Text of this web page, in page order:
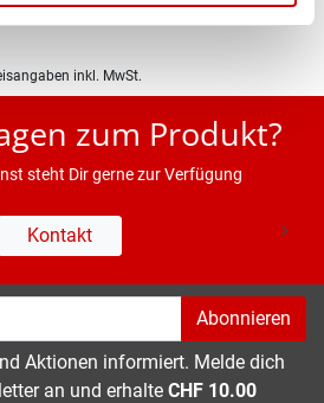
inkl. MwSt.
zum Produkt?
steht Dir gerne zur Verfügung
Kontakt
Abonnieren
Aktionen informiert. Melde dich
an und erhalte CHF 10.00